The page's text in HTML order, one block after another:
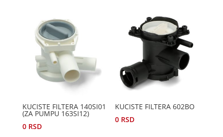
KUCISTE FILTERA 140SI01
(ZA PUMPU 163SI12)
0 RSD
KUCISTE FILTERA 602BO
0 RSD